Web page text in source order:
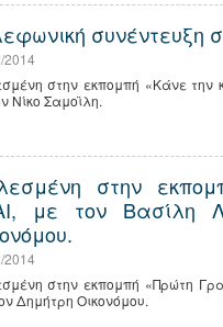
συνέντευξη
2014
στην εκπομπή «Κάνε την
Νίκο Σαμοϊλη.
στην
με τον Βασίλη
2014
στην εκπομπή «Πρώτη
Δημήτρη Οικονόμου.